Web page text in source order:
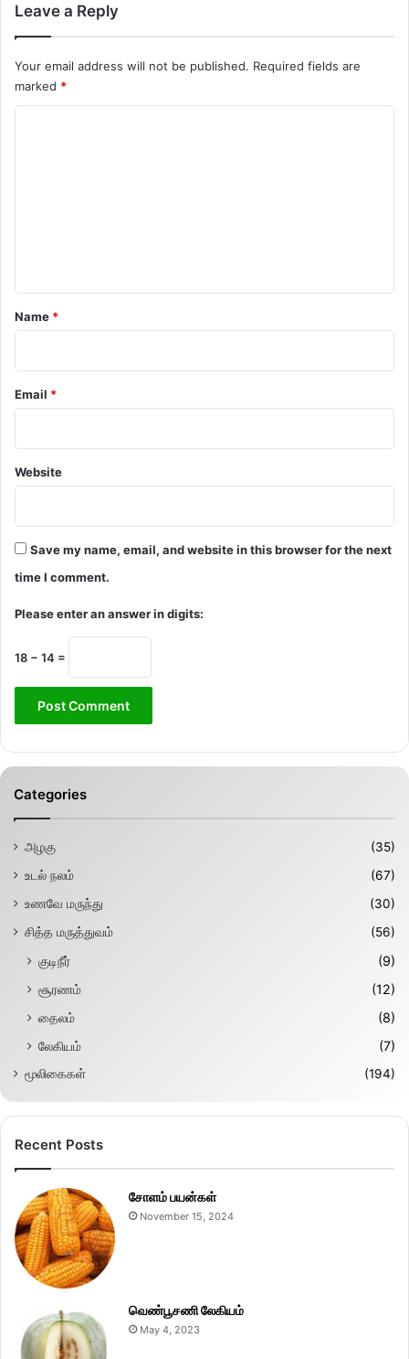
Leave a Reply
Your email address will not be published. Required fields are
marked *
*
Name *
Email *
Website
Save my name, email, and website in this browser for the next
time I comment.
Please enter an answer in digits:
18 − 14 =
Categories
அழகு
(35)
உடல் நலம்
(67)
உணவே மருந்து
(30)
சித்த மருத்துவம்
(56)
குடிநீர்
(9)
சூரணம்
(12)
தைலம்
(8)
லேகியம்
(7)
மூலிகைகள் (194)
Recent Posts
சோளம் பயன்கள்
November 15, 2024
வெண்பூசணி லேகியம்
May 4, 2023